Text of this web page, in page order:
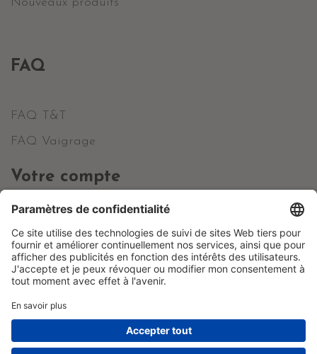
FAQ
FAQ T&T
FAQ Vaigrage
Votre compte
Informations personnelles
Commandes
Avoirs
Adresses